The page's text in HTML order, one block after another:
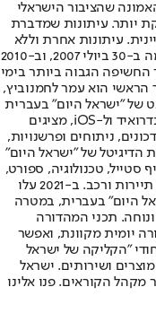
שהציבור הישראלי
יותר. עיתונות שמדברת
עיתונות אחרת וללא
תשלום. המהדורה המודפסת הראשונה פורסמה ב-30 ביולי 2007, וב-2010
החשיפה הגבוה ביותר בימי
הראשי הוא עמר לחמנוביץ,
של "ישראל היום" בעברית
ובאנגלית, כמו כן היישומונים (אפליקציות) לאנדרואיד ול-iOS, מציגים
ניתוחים ופרשנויות,
הדיגיטל של "ישראל היום"
סטייל, טכנולוגיה, ספורט,
כלכלה וצרכנות, בריאות, חיילים, אוכל, יהדות, תיירות ורכב. ב-2021 עלו
היום" בעברית, במטרה
תכני המהדורה
יומית מקוונת, ואפשר
"הקליקה של ישראל
ושירותים. ישראל
מקהל הקוראים. פנו אלינו